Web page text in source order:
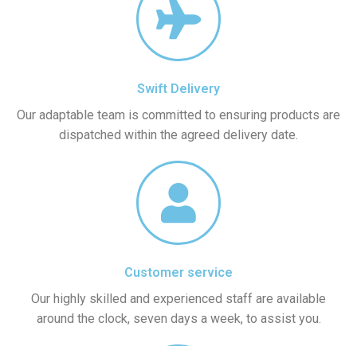
Swift Delivery
Our adaptable team is committed to ensuring products are
dispatched within the agreed delivery date.
Customer service
Our highly skilled and experienced staff are available
around the clock, seven days a week, to assist you.